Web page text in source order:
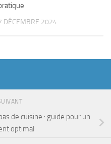
DÉCEMBRE 2024
de cuisine : guide pour un
optimal